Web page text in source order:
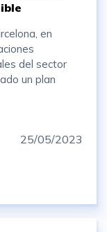
en
del sector
un plan
25/05/2023